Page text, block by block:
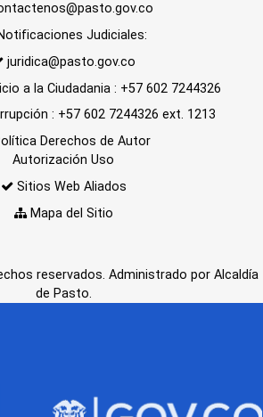
Judiciales:
juridica@pasto.gov.co
a la Ciudadania : +57 602 7244326
: +57 602 7244326 ext. 1213
Derechos de Autor
Autorización Uso
Sitios Web Aliados
Mapa del Sitio
reservados. Administrado por Alcaldía
de Pasto.